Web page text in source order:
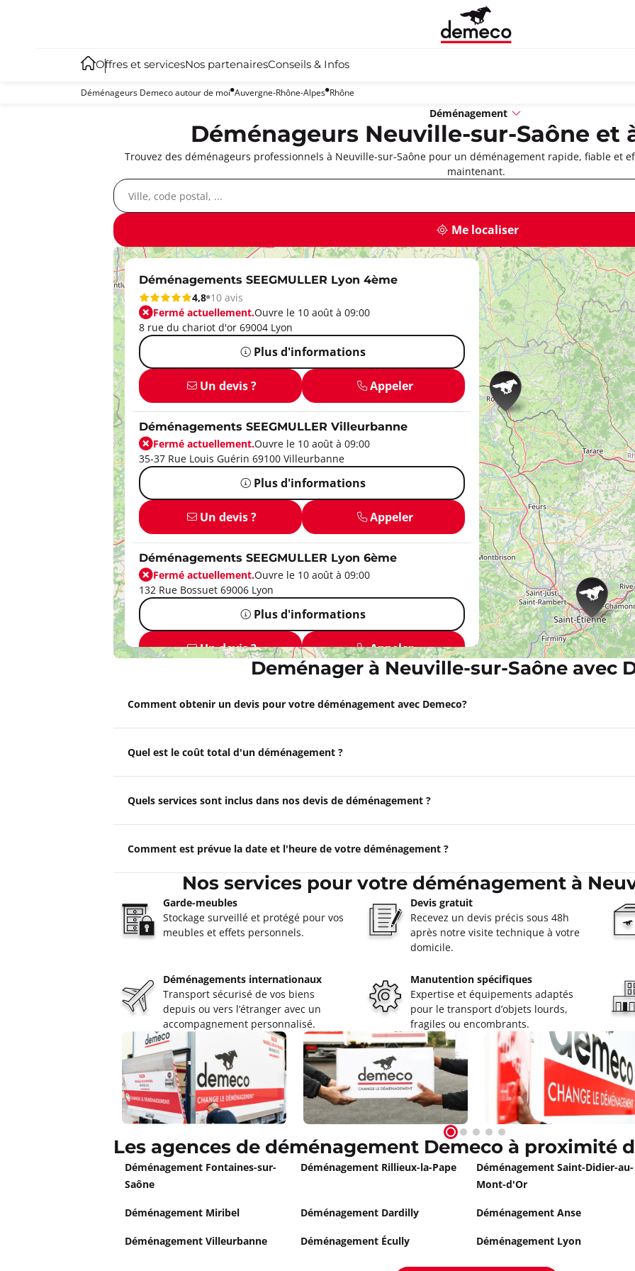
Offres et servicesNos partenairesConseils & Infos
Déménageurs Demeco autour de moi Auvergne-Rhône-Alpes Rhône
Déménagement
Déménageurs Neuville-sur-Saône et
Trouvez des déménageurs professionnels à Neuville-sur-Saône pour un déménagement rapide, fiable et
maintenant.
Me localiser
Déménagements SEEGMULLER Lyon 4ème
4,8 10 avis
Fermé actuellement.Ouvre le 10 août à 09:00
8 rue du chariot d'or 69004 Lyon
Plus d'informations
Un devis ? Appeler
Déménagements SEEGMULLER Villeurbanne
Fermé actuellement.Ouvre le 10 août à 09:00
35-37 Rue Louis Guérin 69100 Villeurbanne
Plus d'informations
Un devis ? Appeler
Déménagements SEEGMULLER Lyon 6ème
Fermé actuellement.Ouvre le 10 août à 09:00
132 Rue Bossuet 69006 Lyon
Plus d'informations
Un devis ? Appeler
4,6 13 avis
Plus d'informations
Un devis ? Appeler
4,2 24 avis
4 avenue Joannes Hubert 69160 Tassin-La-Demi-Lune
Un devis ? Appeler
Déménagements FERLAY JANIN Lyon
4,4
324 avis
Fermé actuellement.Ouvre le 10 août à 08:30
26 quai Gailleton 69002 Lyon
Plus d'informations
Un devis ? Appeler
Déménagements ABD Villefranche sur Saone
4,5 134 avis
Fermé actuellement. Ouvre le 10 août à 09:00
99 rue Chaude Bernard 69400 Villefranche Sur Saône
Un devis ? Appeler
Deménager à Neuville-sur-Saône avec
Comment obtenir un devis pour votre déménagement avec Demeco?
Quel est le coût total d'un déménagement ?
Quels services sont inclus dans nos devis de déménagement ?
Comment est prévue la date et l'heure de votre déménagement ?
Nos services pour votre déménagement à
Garde-meubles
Stockage surveillé et protégé pour vos
meubles et effets personnels.
Devis gratuit
Recevez un devis précis sous 48h
après notre visite technique à votre
domicile.
Déménagements internationaux
Transport sécurisé de vos biens
depuis ou vers l’étranger avec un
accompagnement personnalisé.
Manutention spécifiques
Expertise et équipements adaptés
pour le transport d’objets lourds,
fragiles ou encombrants.
Les agences de déménagement Demeco à proximité
Déménagement Fontaines-sur-
Saône
Déménagement Rillieux-la-Pape
Déménagement Saint-Didier-au-
Mont-d'Or
Déménagement Miribel Déménagement Dardilly Déménagement Anse
Déménagement Villeurbanne Déménagement Écully Déménagement Lyon